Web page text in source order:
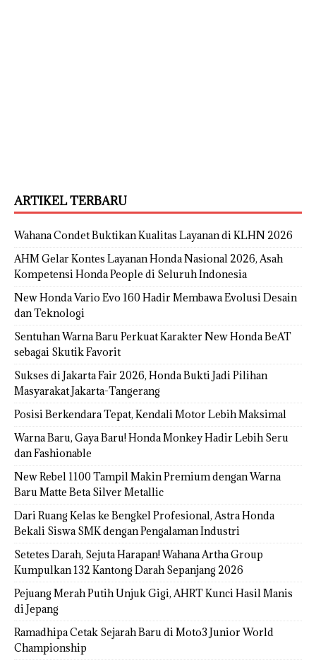
ARTIKEL TERBARU
Wahana Condet Buktikan Kualitas Layanan di KLHN 2026
AHM Gelar Kontes Layanan Honda Nasional 2026, Asah
Kompetensi Honda People di Seluruh Indonesia
New Honda Vario Evo 160 Hadir Membawa Evolusi Desain
dan Teknologi
Sentuhan Warna Baru Perkuat Karakter New Honda BeAT
sebagai Skutik Favorit
Sukses di Jakarta Fair 2026, Honda Bukti Jadi Pilihan
Masyarakat Jakarta-Tangerang
Posisi Berkendara Tepat, Kendali Motor Lebih Maksimal
Warna Baru, Gaya Baru! Honda Monkey Hadir Lebih Seru
dan Fashionable
New Rebel 1100 Tampil Makin Premium dengan Warna
Baru Matte Beta Silver Metallic
Dari Ruang Kelas ke Bengkel Profesional, Astra Honda
Bekali Siswa SMK dengan Pengalaman Industri
Setetes Darah, Sejuta Harapan! Wahana Artha Group
Kumpulkan 132 Kantong Darah Sepanjang 2026
Pejuang Merah Putih Unjuk Gigi, AHRT Kunci Hasil Manis
di Jepang
Ramadhipa Cetak Sejarah Baru di Moto3 Junior World
Championship